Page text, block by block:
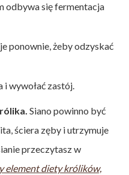
odbywa się fermentacja
ponownie, żeby odzyskać
wywołać zastój.
Siano powinno być
ściera zęby i utrzymuje
przeczytasz w
element diety królików,